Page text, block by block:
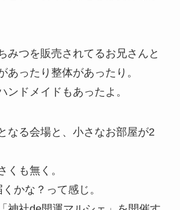
みつを販売されてるお兄さんと
あったり整体があったり。
ンドメイドもあったよ。
なる会場と、小さなお部屋が2
くも無く。
かな？って感じ。